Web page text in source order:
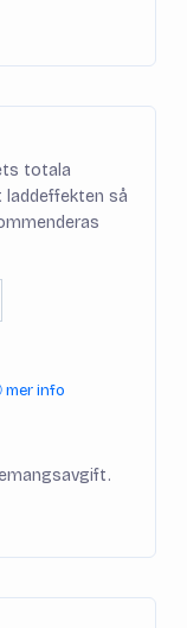
totala
så
info